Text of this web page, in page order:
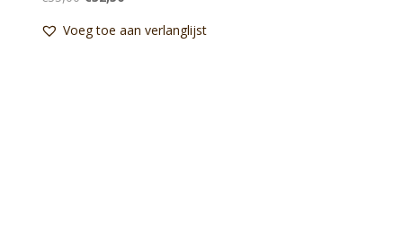
was:
is:
Voeg toe aan verlanglijst